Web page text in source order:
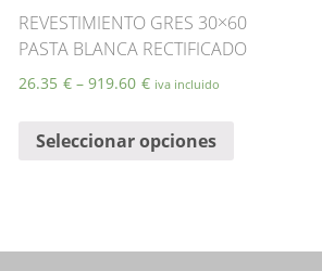
REVESTIMIENTO GRES 30×60
PASTA BLANCA RECTIFICADO
26.35 € –919.60 € iva incluido
Seleccionar opciones
Las